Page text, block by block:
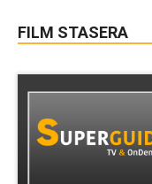
FILM STASERA